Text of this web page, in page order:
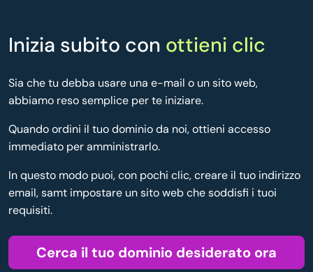
Inizia subito con ottieni clic
Sia che tu debba usare una e-mail o un sito web,
abbiamo reso semplice per te iniziare.
Quando ordini il tuo dominio da noi, ottieni accesso
immediato per amministrarlo.
In questo modo puoi, con pochi clic, creare il tuo indirizzo
email, samt impostare un sito web che soddisfi i tuoi
requisiti.
Cerca il tuo dominio desiderato ora